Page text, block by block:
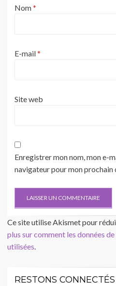
Nom*
E-mail*
Site web
Enregistrer mon nom, mon e-
navigateur pour mon prochain
Ce site utilise Akismet pour
plus sur comment les données
utilisées.
RESTONS CONNECTÉS